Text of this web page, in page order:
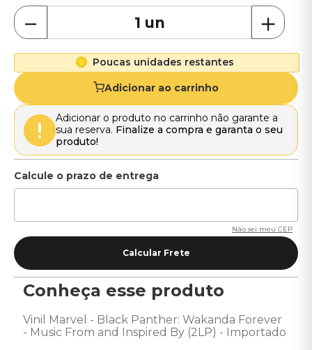
＋
－
Poucas unidades restantes
Adicionar ao carrinho
Adicionar o produto no carrinho não garante a
sua reserva. Finalize a compra e garanta o seu
produto!
Não sei meu CEP
Conheça esse produto
Vinil Marvel - Black Panther: Wakanda Forever
- Music From and Inspired By (2LP) - Importado